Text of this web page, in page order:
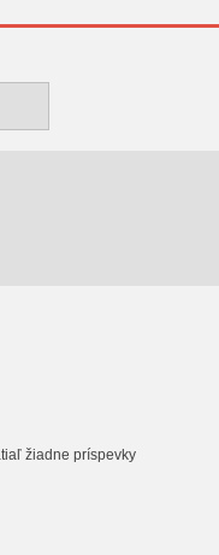
žiadne príspevky